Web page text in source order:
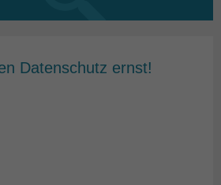
Datenschutz ernst!